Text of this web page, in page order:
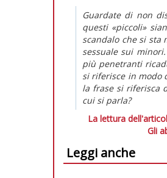
Guardate di non
questi «piccoli»
scandalo che si sta
sessuale sui
più penetranti
si riferisce in modo
la frase si riferisca
cui si parla?
La lettura
Gli
Leggi anche